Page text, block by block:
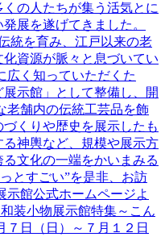
の人たちが集う活気とに
展を遂げてきました。
統を育み、江戸以来の老
資源が脈々と息づいてい
広く知っていただくた
示館」として整備し、開
老舗内の伝統工芸品を飾
くりや歴史を展示したも
神輿など、規模や展示方
文化の一端をかいまみる
とすごい”を是非、お訪
示館公式ホームページよ
装小物展示館特集～こん
７日（日）～７月１２日